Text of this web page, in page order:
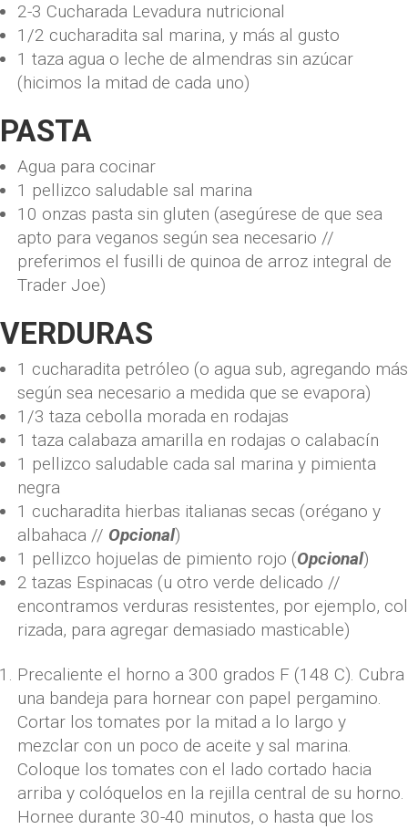
2-3 Cucharada Levadura nutricional
1/2 cucharadita sal marina, y más al gusto
1 taza agua o leche de almendras sin azúcar
(hicimos la mitad de cada uno)
PASTA
Agua para cocinar
1 pellizco saludable sal marina
10 onzas pasta sin gluten (asegúrese de que sea
apto para veganos según sea necesario //
preferimos el fusilli de quinoa de arroz integral de
Trader Joe)
VERDURAS
1 cucharadita petróleo (o agua sub, agregando más
según sea necesario a medida que se evapora)
1/3 taza cebolla morada en rodajas
1 taza calabaza amarilla en rodajas o calabacín
1 pellizco saludable cada sal marina y pimienta
negra
1 cucharadita hierbas italianas secas (orégano y
albahaca // Opcional)
1 pellizco hojuelas de pimiento rojo (Opcional)
2 tazas Espinacas (u otro verde delicado //
encontramos verduras resistentes, por ejemplo, col
rizada, para agregar demasiado masticable)
Precaliente el horno a 300 grados F (148 C). Cubra
una bandeja para hornear con papel pergamino.
Cortar los tomates por la mitad a lo largo y
mezclar con un poco de aceite y sal marina.
Coloque los tomates con el lado cortado hacia
arriba y colóquelos en la rejilla central de su horno.
Hornee durante 30-40 minutos, o hasta que los